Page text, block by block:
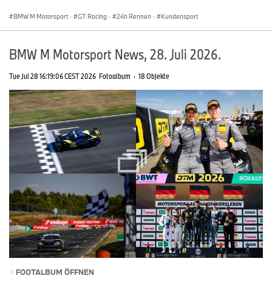
BMW M Motorsport · GT Racing · 24h Rennen · Kundensport
BMW M Motorsport News, 28. Juli 2026.
Tue Jul 28 16:19:06 CEST 2026 Fotoalbum · 18 Objekte
FOOTALBUM ÖFFNEN